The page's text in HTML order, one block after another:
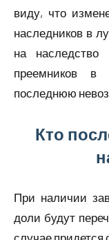
виду, что
наследников в
на
преемников в
последнюю
Кто
При наличии
доли будут
случае придется